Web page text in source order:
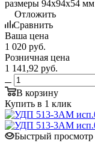
размеры 94х94х54 мм
Отложить
Сравнить
Ваша цена
1 020 руб.
Розничная цена
1 141,92 руб.
В корзину
Купить в 1 клик
Быстрый просмотр